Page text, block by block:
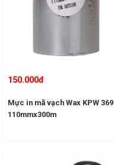
150.000đ
Mực in mã vạch Wax KPW 369
110mmx300m